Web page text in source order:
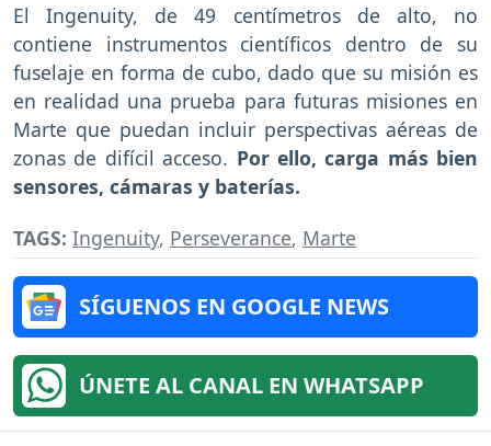
El Ingenuity, de 49 centímetros de alto, no
contiene instrumentos científicos dentro de su
fuselaje en forma de cubo, dado que su misión es
en realidad una prueba para futuras misiones en
Marte que puedan incluir perspectivas aéreas de
zonas de difícil acceso. Por ello, carga más bien
sensores, cámaras y baterías.
TAGS: Ingenuity, Perseverance, Marte
SÍGUENOS EN GOOGLE NEWS
ÚNETE AL CANAL EN WHATSAPP